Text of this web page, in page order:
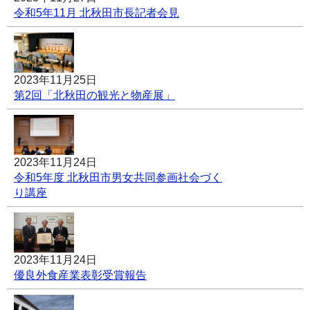
令和5年11月 北秋田市長記者会見
2023年11月25日
第2回「北秋田の観光と物産展」
2023年11月24日
令和5年度 北秋田市男女共同参画社会づく
り講座
2023年11月24日
優良外食産業表彰受賞報告